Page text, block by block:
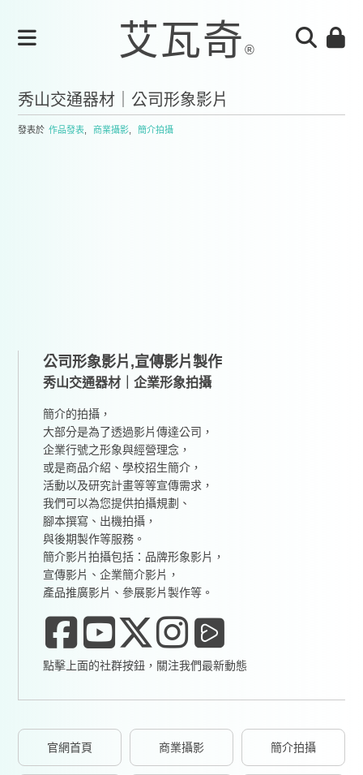
秀山交通器材｜公司形象影片
發表於 作品發表 商業攝影 簡介拍攝
公司形象影片,宣傳影片製作
秀山交通器材｜企業形象拍攝
簡介的拍攝，
大部分是為了透過影片傳達公司，
企業行號之形象與經營理念，
或是商品介紹、學校招生簡介，
活動以及研究計畫等等宣傳需求，
我們可以為您提供拍攝規劃、
腳本撰寫、出機拍攝，
與後期製作等服務。
簡介影片拍攝包括：品牌形象影片，
宣傳影片、企業簡介影片，
產品推廣影片、參展影片製作等。
點擊上面的社群按鈕，關注我們最新動態
官網首頁 商業攝影 簡介拍攝